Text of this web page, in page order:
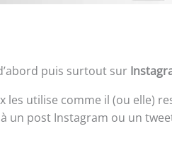
puis surtout sur
les utilise comme il (ou elle)
un post Instagram ou un